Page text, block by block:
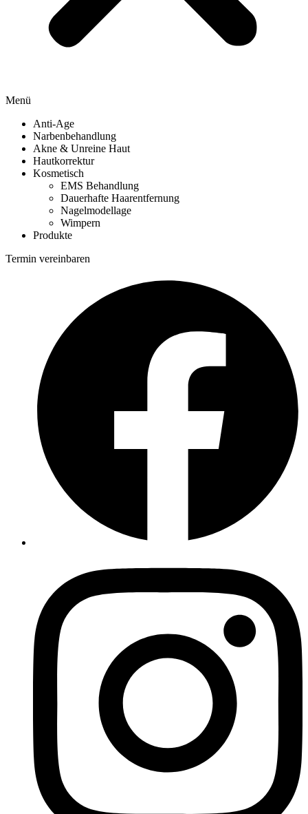
Menü
Anti-Age
Narbenbehandlung
Akne & Unreine Haut
Hautkorrektur
Kosmetisch
EMS Behandlung
Dauerhafte Haarentfernung
Nagelmodellage
Wimpern
Produkte
Termin vereinbaren